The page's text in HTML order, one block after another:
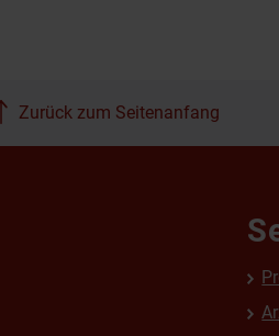
Zurück zum Seitenanfang